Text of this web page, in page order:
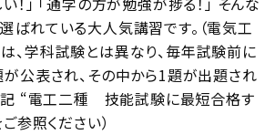
ばれている大人気講習です。（電気工
、学科試験とは異なり、毎年試験前に
公表され、その中から1題が出題され
記 “電工二種 技能試験に最短合格す
参照ください）